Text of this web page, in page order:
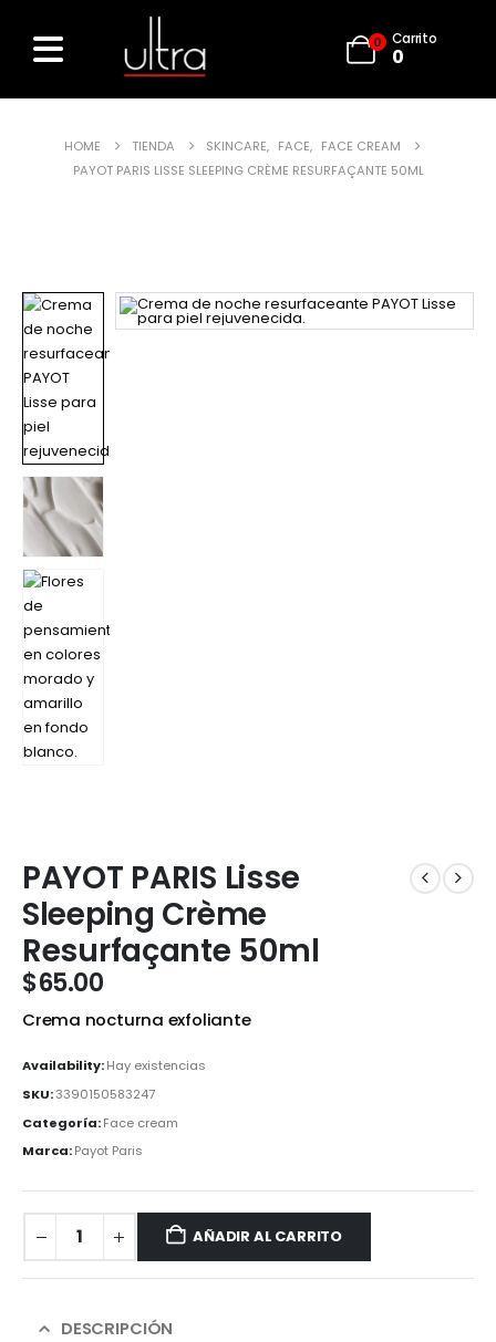
0 Carrito
0
HOME TIENDA SKINCARE, FACE, FACE CREAM
PAYOT PARIS LISSE SLEEPING CRÈME RESURFAÇANTE 50ML
PAYOT PARIS Lisse
Sleeping Crème
Resurfaçante 50ml
$65.00
Crema nocturna exfoliante
Availability:Hay existencias
SKU:3390150583247
Categoría:Face cream
Marca:Payot Paris
AÑADIR AL CARRITO
DESCRIPCIÓN